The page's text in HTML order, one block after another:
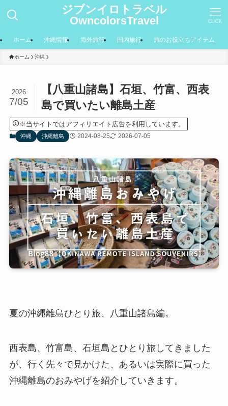
ジブンイロトラベル
OwncolorsTravel
CLICK
ホーム 沖縄情報 海外旅行 国内旅行 旅のお役立ちアイテム
ホーム 沖縄
【八重山諸島】石垣、竹富、西表
島で買いたい離島土産
2026
7/05
※当サイトではアフィリエイト広告を利用しています。
沖縄 沖縄離島 2024-08-25 2026-07-05
夏の沖縄離島ひとり旅、八重山諸島編。
西表島、竹富島、石垣島とひとり旅してきました
が、行く先々で見かけた、あるいは実際に買った
沖縄離島のおみやげを紹介していきます。